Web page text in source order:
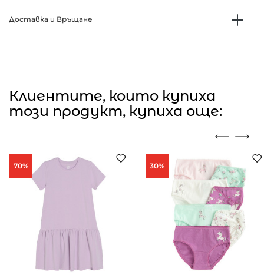
Доставка и Връщане
Клиентите, които купиха
този продукт, купиха още:
70% 30%